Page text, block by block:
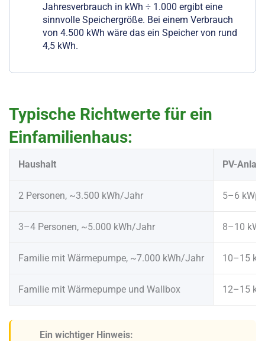
Jahresverbrauch in kWh ÷ 1.000 ergibt eine
sinnvolle Speichergröße. Bei einem Verbrauch
von 4.500 kWh wäre das ein Speicher von rund
4,5 kWh.
Typische Richtwerte für ein
Einfamilienhaus:
Haushalt PV-
2 Personen, ~3.500 kWh/Jahr 5–6 kWp
3–4 Personen, ~5.000 kWh/Jahr 8–10 kWp
Familie mit Wärmepumpe, ~7.000 kWh/Jahr 10–15
Familie mit Wärmepumpe und Wallbox 12–15
Ein wichtiger Hinweis: